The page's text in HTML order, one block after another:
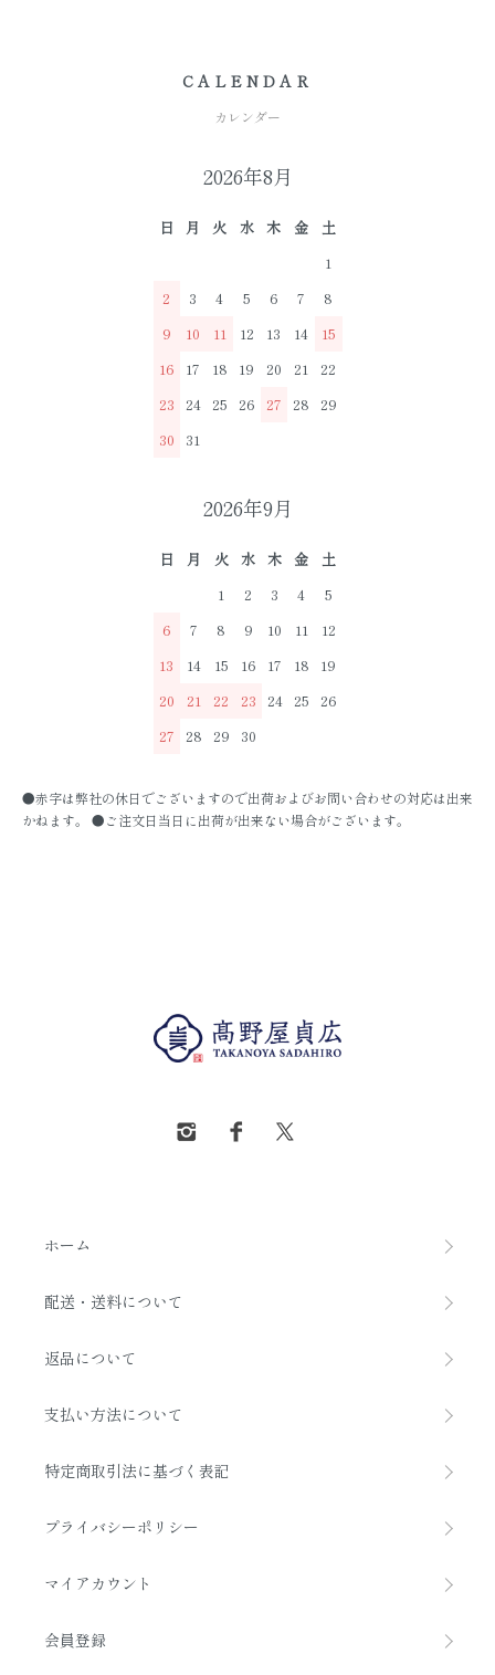
CALENDAR
カレンダー
2026年8月
日 月 火 水 木 金
土
1
2
3 4 5 6 7
8
9
10 11 12 13 14
15
16
17 18 19 20 21
22
23 24 25 26 27 28 29
30
31
2026年9月
日 月 火 水 木 金
土
1
2 3 4
5
6
7 8 9 10 11
12
13
14 15 16 17 18
19
20
21 22 23 24 25 26
27 28 29 30
●赤字は弊社の休日でございますので出荷およびお問い合わせの対応は出来
かねます。 ●ご注文日当日に出荷が出来ない場合がございます。
ホーム
配送・送料について
返品について
支払い方法について
特定商取引法に基づく表記
プライバシーポリシー
マイアカウント
会員登録